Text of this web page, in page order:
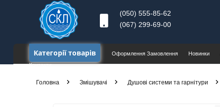
(050) 555-85-62
(067) 299-69-00
Категорії товарів Оформлення Замовлення Новинки
Контакти
Головна Змішувачі Душові системи та гарнітури